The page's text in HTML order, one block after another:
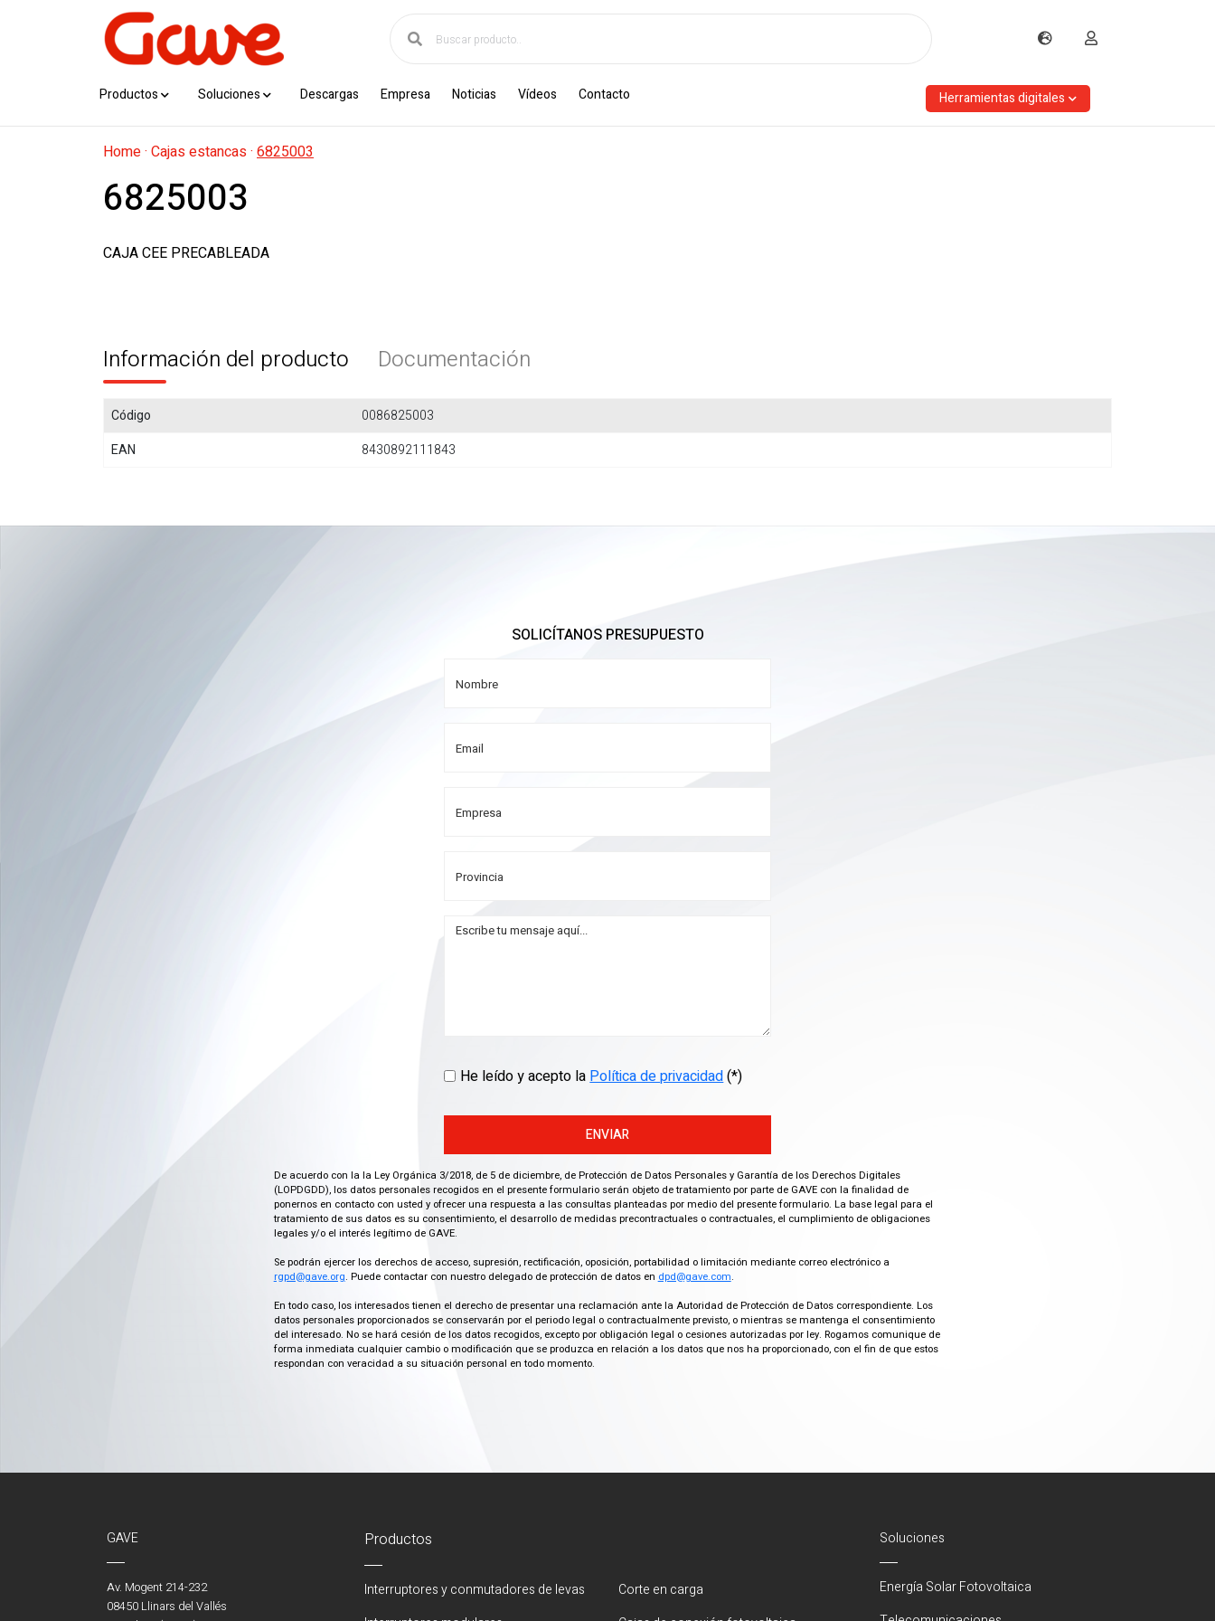
Productos Soluciones Descargas Empresa Noticias Vídeos Contacto Herramientas digitales
Home· Cajas estancas· 6825003
6825003
CAJA CEE PRECABLEADA
Información del producto Documentación
Código
0086825003
EAN
8430892111843
SOLICÍTANOS PRESUPUESTO
He leído y acepto laPolítica de privacidad(*)
ENVIAR
De acuerdo con la la Ley Orgánica 3/2018, de 5 de diciembre, de Protección de Datos Personales y Garantía de los Derechos Digitales
(LOPDGDD), los datos personales recogidos en el presente formulario serán objeto de tratamiento por parte de GAVE con la finalidad de
ponernos en contacto con usted y ofrecer una respuesta a las consultas planteadas por medio del presente formulario. La base legal para el
tratamiento de sus datos es su consentimiento, el desarrollo de medidas precontractuales o contractuales, el cumplimiento de obligaciones
legales y/o el interés legítimo de GAVE.
Se podrán ejercer los derechos de acceso, supresión, rectificación, oposición, portabilidad o limitación mediante correo electrónico a
rgpd@gave.org. Puede contactar con nuestro delegado de protección de datos en dpd@gave.com.
En todo caso, los interesados tienen el derecho de presentar una reclamación ante la Autoridad de Protección de Datos correspondiente. Los
datos personales proporcionados se conservarán por el periodo legal o contractualmente previsto, o mientras se mantenga el consentimiento
del interesado. No se hará cesión de los datos recogidos, excepto por obligación legal o cesiones autorizadas por ley. Rogamos comunique de
forma inmediata cualquier cambio o modificación que se produzca en relación a los datos que nos ha proporcionado, con el fin de que estos
respondan con veracidad a su situación personal en todo momento.
GAVE
Av. Mogent 214-232
08450 Llinars del Vallés
Productos
Interruptores y conmutadores de levas
Corte en carga
Soluciones
Energía Solar Fotovoltaica